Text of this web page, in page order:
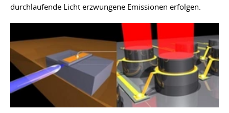
durchlaufende Licht erzwungene Emissionen erfolgen.